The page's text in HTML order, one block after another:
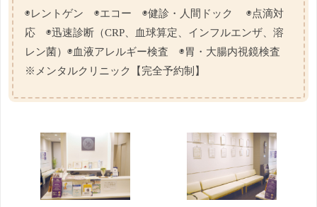
◉レントゲン ◉エコー ◉健診・人間ドック ◉点滴対
応 ◉迅速診断（CRP、血球算定、インフルエンザ、溶
レン菌）◉血液アレルギー検査 ◉胃・大腸内視鏡検査
※メンタルクリニック【完全予約制】